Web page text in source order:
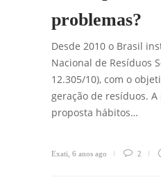
problemas?
Desde 2010 o Brasil
Nacional de Resíduos
12.305/10), com o
geração de resíduos.
proposta hábitos…
Exati 6 anos ago 2